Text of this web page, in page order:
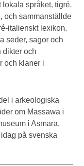
språket, tigré.
och sammanställde
italienskt lexikon.
seder, sagor och
dikter och
och klaner i
i arkeologiska
om Massawa i
i Asmara,
på svenska